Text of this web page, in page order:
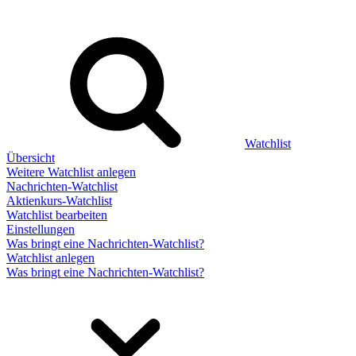
Watchlist
Übersicht
Weitere Watchlist anlegen
Nachrichten-Watchlist
Aktienkurs-Watchlist
Watchlist bearbeiten
Einstellungen
Was bringt eine Nachrichten-Watchlist?
Watchlist anlegen
Was bringt eine Nachrichten-Watchlist?